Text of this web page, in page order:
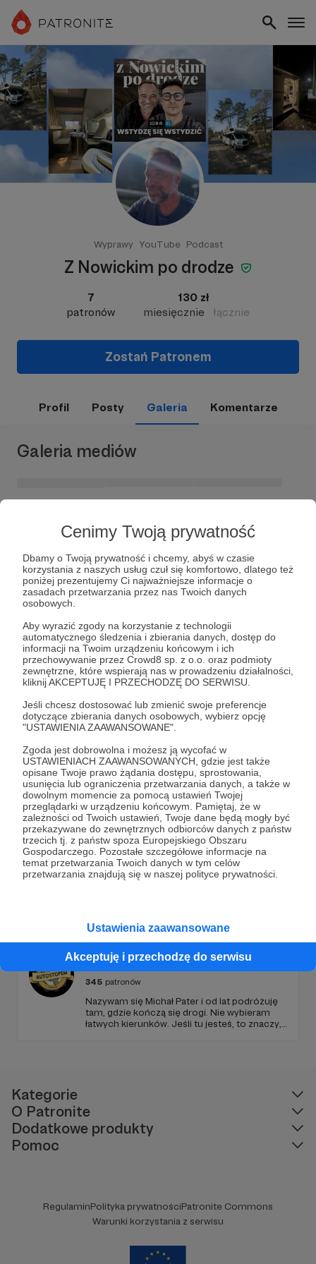
Cenimy Twoją prywatność
Dbamy o Twoją prywatność i chcemy, abyś w czasie
korzystania z naszych usług czuł się komfortowo, dlatego też
poniżej prezentujemy Ci najważniejsze informacje o
zasadach przetwarzania przez nas Twoich danych
osobowych.
Aby wyrazić zgody na korzystanie z technologii
automatycznego śledzenia i zbierania danych, dostęp do
informacji na Twoim urządzeniu końcowym i ich
przechowywanie przez Crowd8 sp. z o.o. oraz podmioty
zewnętrzne, które wspierają nas w prowadzeniu działalności,
kliknij AKCEPTUJĘ I PRZECHODZĘ DO SERWISU.
Jeśli chcesz dostosować lub zmienić swoje preferencje
dotyczące zbierania danych osobowych, wybierz opcję
"USTAWIENIA ZAAWANSOWANE".
Zgoda jest dobrowolna i możesz ją wycofać w
USTAWIENIACH ZAAWANSOWANYCH, gdzie jest także
opisane Twoje prawo żądania dostępu, sprostowania,
usunięcia lub ograniczenia przetwarzania danych, a także w
dowolnym momencie za pomocą ustawień Twojej
przeglądarki w urządzeniu końcowym. Pamiętaj, że w
zależności od Twoich ustawień, Twoje dane będą mogły być
przekazywane do zewnętrznych odbiorców danych z państw
trzecich tj. z państw spoza Europejskiego Obszaru
Gospodarczego. Pozostałe szczegółowe informacje na
temat przetwarzania Twoich danych w tym celów
przetwarzania znajdują się w naszej polityce prywatności.
Ustawienia zaawansowane
Akceptuję i przechodzę do serwisu
Wyprawy YouTube Podcast
Z Nowickim po drodze
7
patronów
130 zł
miesięcznie
łącznie
Zostań Patronem
Profil Posty Galeria Komentarze
Galeria mediów
Dołącz do grona Patronów!
Wesprzyj działalność AutoraZ Nowickim po drodze
już teraz!
Zostań Patronem
Promowani autorzy
Cash
547 patronów 18685 miesięcznie
Nazywam się Cash. Przemierzam świat,
Autostopem Na Koniec Świata
345 patronów
Nazywam się Michał Pater i od lat podróżuję
tam, gdzie kończą się drogi. Nie wybieram
łatwych kierunków. Jeśli tu jesteś, to znaczy,
Kategorie
O Patronite
Dodatkowe produkty
Pomoc
RegulaminPolityka prywatnościPatronite Commons
Warunki korzystania z serwisu